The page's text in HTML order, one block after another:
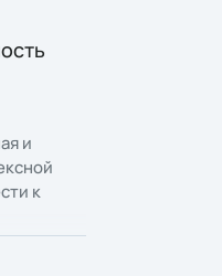
и
к
и жизни